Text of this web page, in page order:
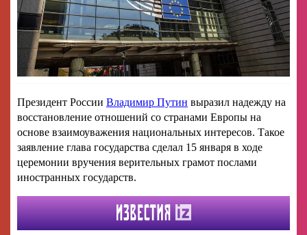
Президент России Владимир Путин выразил надежду на
восстановление отношений со странами Европы на
основе взаимоуважения национальных интересов. Такое
заявление глава государства сделал 15 января в ходе
церемонии вручения верительных грамот послами
иностранных государств.